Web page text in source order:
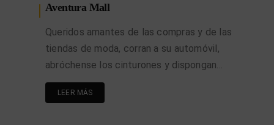
Aventura Mall
Queridos amantes de las compras y de las
tiendas de moda, corran a su automóvil,
abróchense los cinturones y dispongan…
LEER MÁS